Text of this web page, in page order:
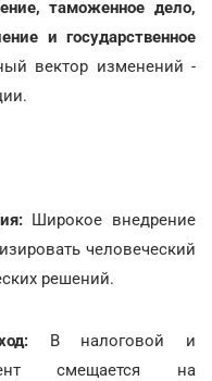
таможенное дело,
и государственное
вектор изменений -
Широкое внедрение
человеческий
решений.
В налоговой и
смещается на